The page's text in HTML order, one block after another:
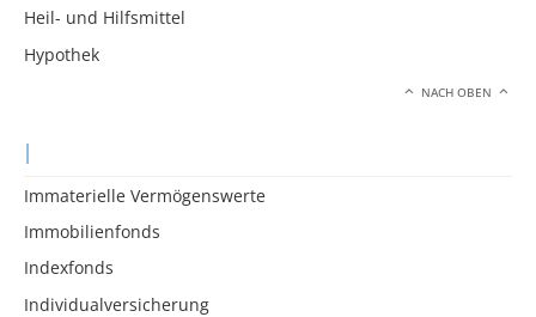
Heil- und Hilfsmittel
Hypothek
NACH OBEN
I
Immaterielle Vermögenswerte
Immobilienfonds
Indexfonds
Individualversicherung